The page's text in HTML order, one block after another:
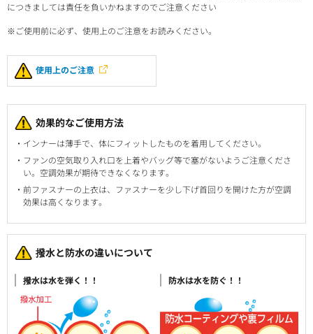
につきましては責任を負いかねますのでご注意ください
※ご使用前に必ず、使用上のご注意をお読みください。
使用上のご注意
効果的なご使用方法
インナーは薄手で、体にフィットしたものを着用してください。
ファンの空気取り入れ口を上着やバッグ等で塞がないようご注意くださ
い。空調効果が期待できなくなります。
前ファスナーの上衣は、ファスナーを少し下げ首回りを開けた方が空調
効果は高くなります。
撥水と防水の違いについて
撥水は水を弾く！！ 防水は水を防ぐ！！